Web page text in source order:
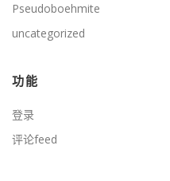
Pseudoboehmite
uncategorized
功能
登录
评论feed